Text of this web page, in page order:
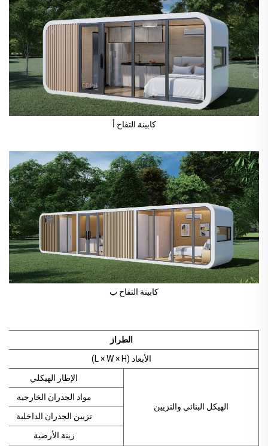
كابينة التفاح أ
كابينة التفاح ب
الطراز
الأبعاد (L × W × H)
الهيكل البنائي والتزيين
الإطار الهيكلي
مواد الجدران الخارجية
تزيين الجدران الداخلية
زينة الأرضية